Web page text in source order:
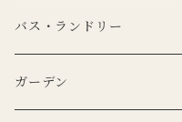
KANEKO KOHYO POTTERY
CARRON
3RD CERAMICS
グラス
KIMOTO GLASS TOKYO
カトラリー
クラシックシリーズ
LEDキャンドル
Uyuni Lithing
キャンドルホルダー
LSA
アニマルフック
ピロー
トートバッグ
CARRON
サスペンダー
バス・ランドリー
タオル
ガーデン